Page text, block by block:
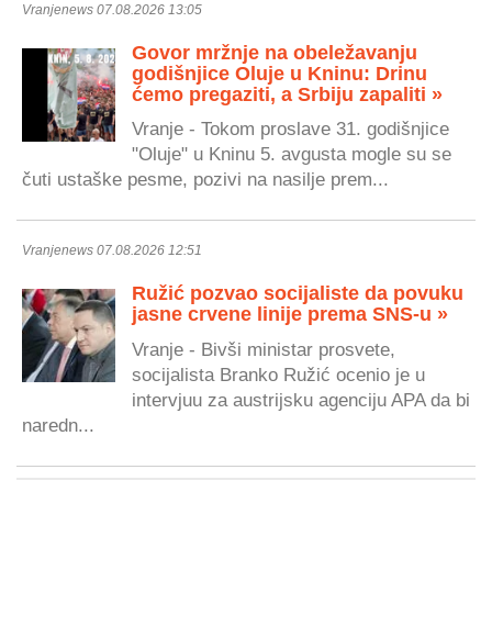
Vranjenews 07.08.2026 13:05
Govor mržnje na obeležavanju
godišnjice Oluje u Kninu: Drinu
ćemo pregaziti, a Srbiju zapaliti »
Vranje - Tokom proslave 31. godišnjice
"Oluje" u Kninu 5. avgusta mogle su se
čuti ustaške pesme, pozivi na nasilje prem...
Vranjenews 07.08.2026 12:51
Ružić pozvao socijaliste da povuku
jasne crvene linije prema SNS-u »
Vranje - Bivši ministar prosvete,
socijalista Branko Ružić ocenio je u
intervjuu za austrijsku agenciju APA da bi
naredn...